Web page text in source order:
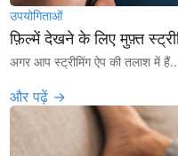
उपयोगिताओं
फ़िल्में देखने के लिए मुफ़्त
अगर आप स्ट्रीमिंग ऐप की तलाश में
और पढ़ें →